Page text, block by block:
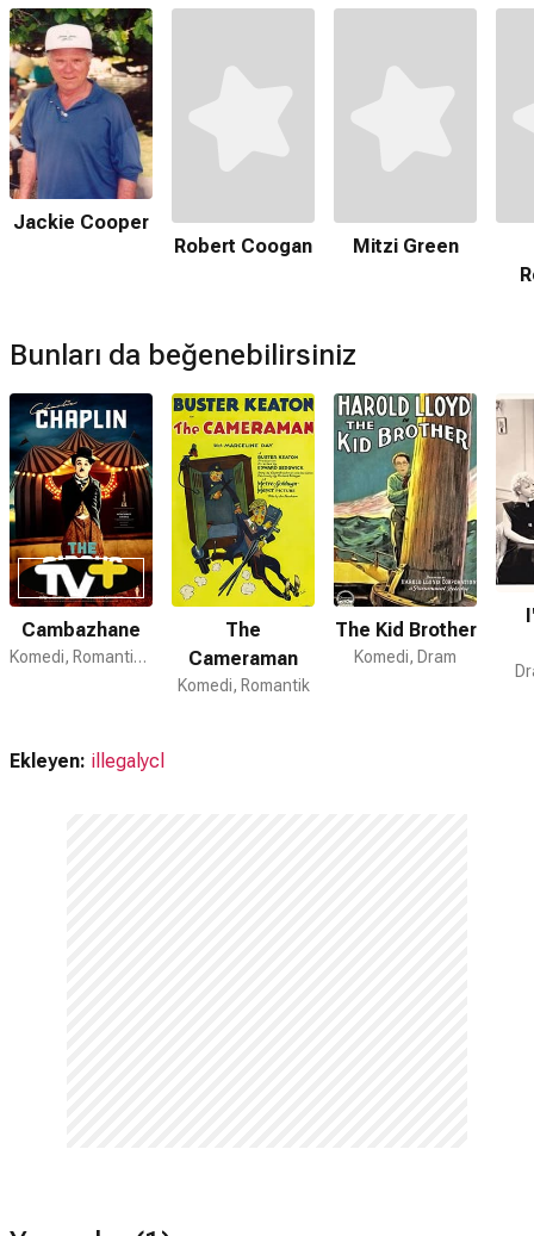
IMDb puanı kaç?
6.3
Skippy filmi hangi tür?
Dram ,Aile ,Komedi
Netflix'te var mı?
Hayır. Film Netflix'te yayınlanmamaktadır.
Amazon Prime'da var mı?
Skippy filmi müzikleriJohn Leipoldtarafından hazırlanmıştır.
Skippy devam filmi var mı?
Hayır. Skippy için devam filmi bulunmamaktadır.
Jackie Cooper
Robert Coogan
Mitzi Green
Bunları da beğenebilirsiniz
Cambazhane
Komedi, Romantik, Dram
The
Cameraman
Komedi, Romantik
The Kid Brother
Komedi, Dram
Ekleyen: illegalycl